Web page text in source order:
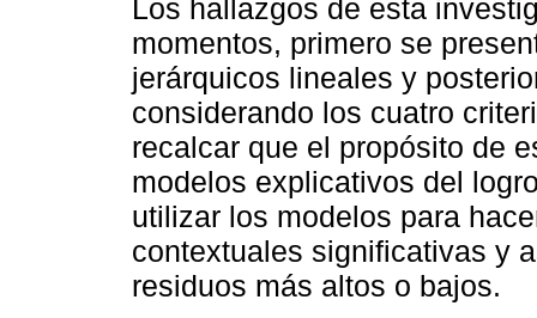
Los hallazgos de esta
momentos, primero se
jerárquicos lineales y
considerando los cuatro
recalcar que el propósito de
modelos explicativos del
utilizar los modelos para
contextuales significativas y
residuos más altos o bajos.